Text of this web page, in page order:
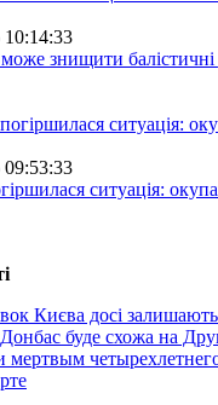
10:14:33
знищити
09:53:33
ситуація:
Києва досі
буде схожа на